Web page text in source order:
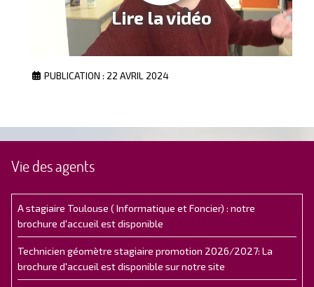
Lire la vidéo
PUBLICATION : 22 AVRIL 2024
Vie des agents
A stagiaire Toulouse ( Informatique et Foncier) : notre
brochure d'accueil est disponible
Technicien géomètre stagiaire promotion 2026/2027: La
brochure d'accueil est disponible sur notre site